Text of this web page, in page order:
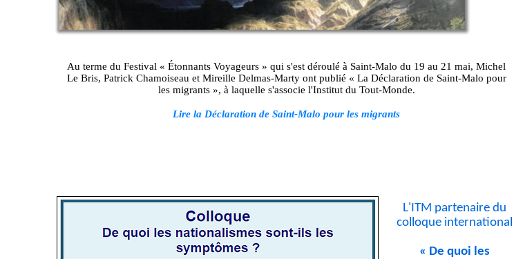
Au terme du Festival « Étonnants Voyageurs » qui s'est déroulé à Saint-Malo du 19 au 21 mai, Michel
Le Bris, Patrick Chamoiseau et Mireille Delmas-Marty ont publié « La Déclaration de Saint-Malo pour
les migrants », à laquelle s'associe l'Institut du Tout-Monde.
Lire la Déclaration de Saint-Malo pour les migrants
L'ITM partenaire du
colloque international
« De quoi les